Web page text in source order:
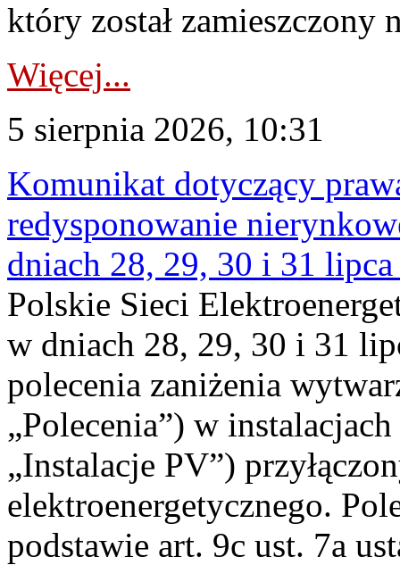
który został zamieszczony
Więcej...
5 sierpnia 2026, 10:31
Komunikat dotyczący
redysponowanie
dniach 28, 29, 30 i 31
Polskie Sieci
w dniach 28, 29, 30 i 31
polecenia zaniżenia
„Polecenia”) w
„Instalacje PV”)
elektroenergetycznego.
podstawie art. 9c ust. 7a